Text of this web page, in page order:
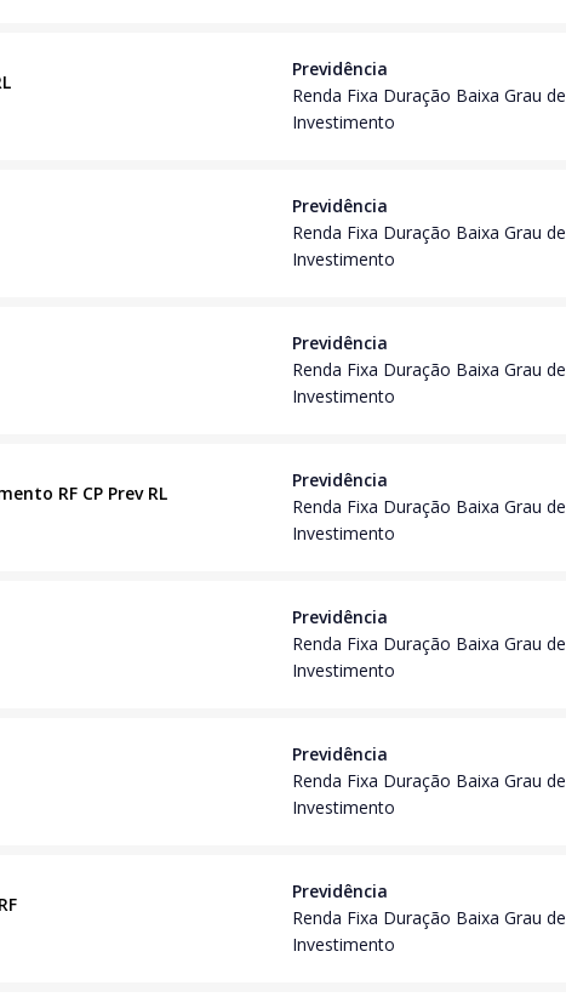
Previdência
Renda Fixa Duração Baixa Grau de
Investimento
Previdência
Renda Fixa Duração Baixa Grau de
Investimento
Previdência
Renda Fixa Duração Baixa Grau de
Investimento
RF CP Prev RL
Previdência
Renda Fixa Duração Baixa Grau de
Investimento
Previdência
Renda Fixa Duração Baixa Grau de
Investimento
Previdência
Renda Fixa Duração Baixa Grau de
Investimento
Previdência
Renda Fixa Duração Baixa Grau de
Investimento